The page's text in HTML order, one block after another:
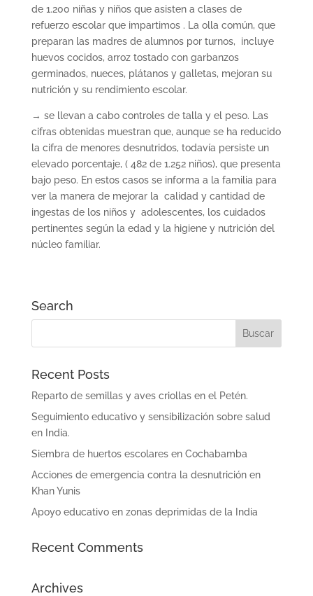
de 1.200 niñas y niños que asisten a clases de
refuerzo escolar que impartimos . La olla común, que
preparan las madres de alumnos por turnos, incluye
huevos cocidos, arroz tostado con garbanzos
germinados, nueces, plátanos y galletas, mejoran su
nutrición y su rendimiento escolar.
→ se llevan a cabo controles de talla y el peso. Las
cifras obtenidas muestran que, aunque se ha reducido
la cifra de menores desnutridos, todavía persiste un
elevado porcentaje, ( 482 de 1.252 niños), que presenta
bajo peso. En estos casos se informa a la familia para
ver la manera de mejorar la calidad y cantidad de
ingestas de los niños y adolescentes, los cuidados
pertinentes según la edad y la higiene y nutrición del
núcleo familiar.
Search
Recent Posts
Reparto de semillas y aves criollas en el Petén.
Seguimiento educativo y sensibilización sobre salud
en India.
Siembra de huertos escolares en Cochabamba
Acciones de emergencia contra la desnutrición en
Khan Yunis
Apoyo educativo en zonas deprimidas de la India
Recent Comments
Archives